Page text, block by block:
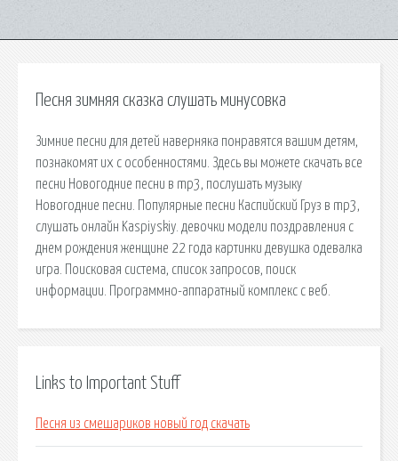
Песня зимняя сказка слушать минусовка
Зимние песни для детей наверняка понравятся вашим детям,
познакомят их с особенностями. Здесь вы можете скачать все
песни Новогодние песни в mp3, послушать музыку
Новогодние песни. Популярные песни Каспийский Груз в mp3,
слушать онлайн Kaspiyskiy. девочки модели поздравления с
днем рождения женщине 22 года картинки девушка одевалка
игра. Поисковая сиcтема, список запросов, поиск
информации. Программно-аппаратный комплекс с веб.
Links to Important Stuff
Песня из смешариков новый год скачать